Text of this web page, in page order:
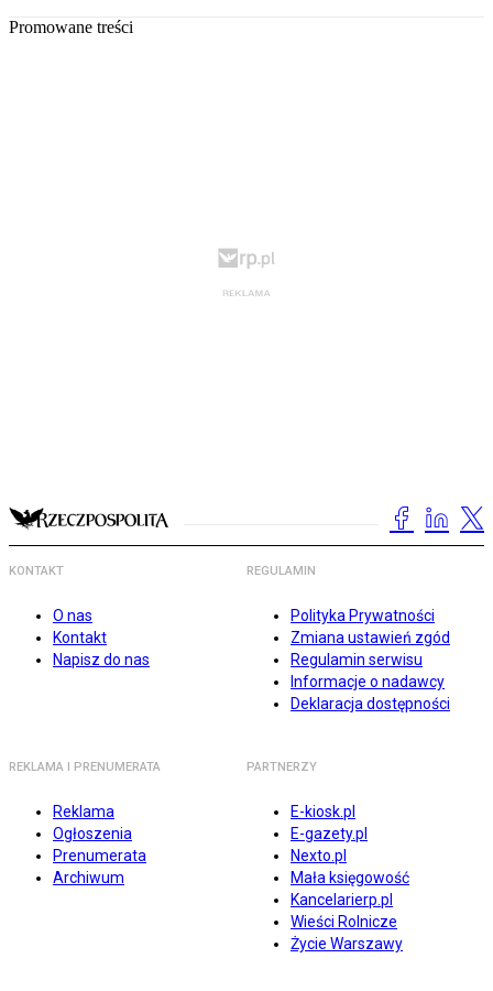
Promowane treści
KONTAKT
O nas
Kontakt
Napisz do nas
REGULAMIN
Polityka Prywatności
Zmiana ustawień zgód
Regulamin serwisu
Informacje o nadawcy
Deklaracja dostępności
REKLAMA I PRENUMERATA
Reklama
Ogłoszenia
Prenumerata
Archiwum
PARTNERZY
E-kiosk.pl
E-gazety.pl
Nexto.pl
Mała księgowość
Kancelarierp.pl
Wieści Rolnicze
Życie Warszawy